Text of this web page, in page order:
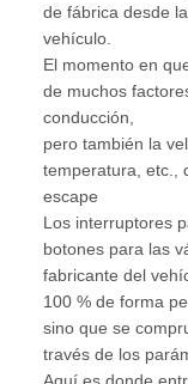
de fábrica desde
vehículo.
El momento en
de muchos
conducción,
pero también la
temperatura, etc.,
escape
Los interruptores
botones para las
fabricante del
100 % de forma
sino que se
través de los
Aquí es donde